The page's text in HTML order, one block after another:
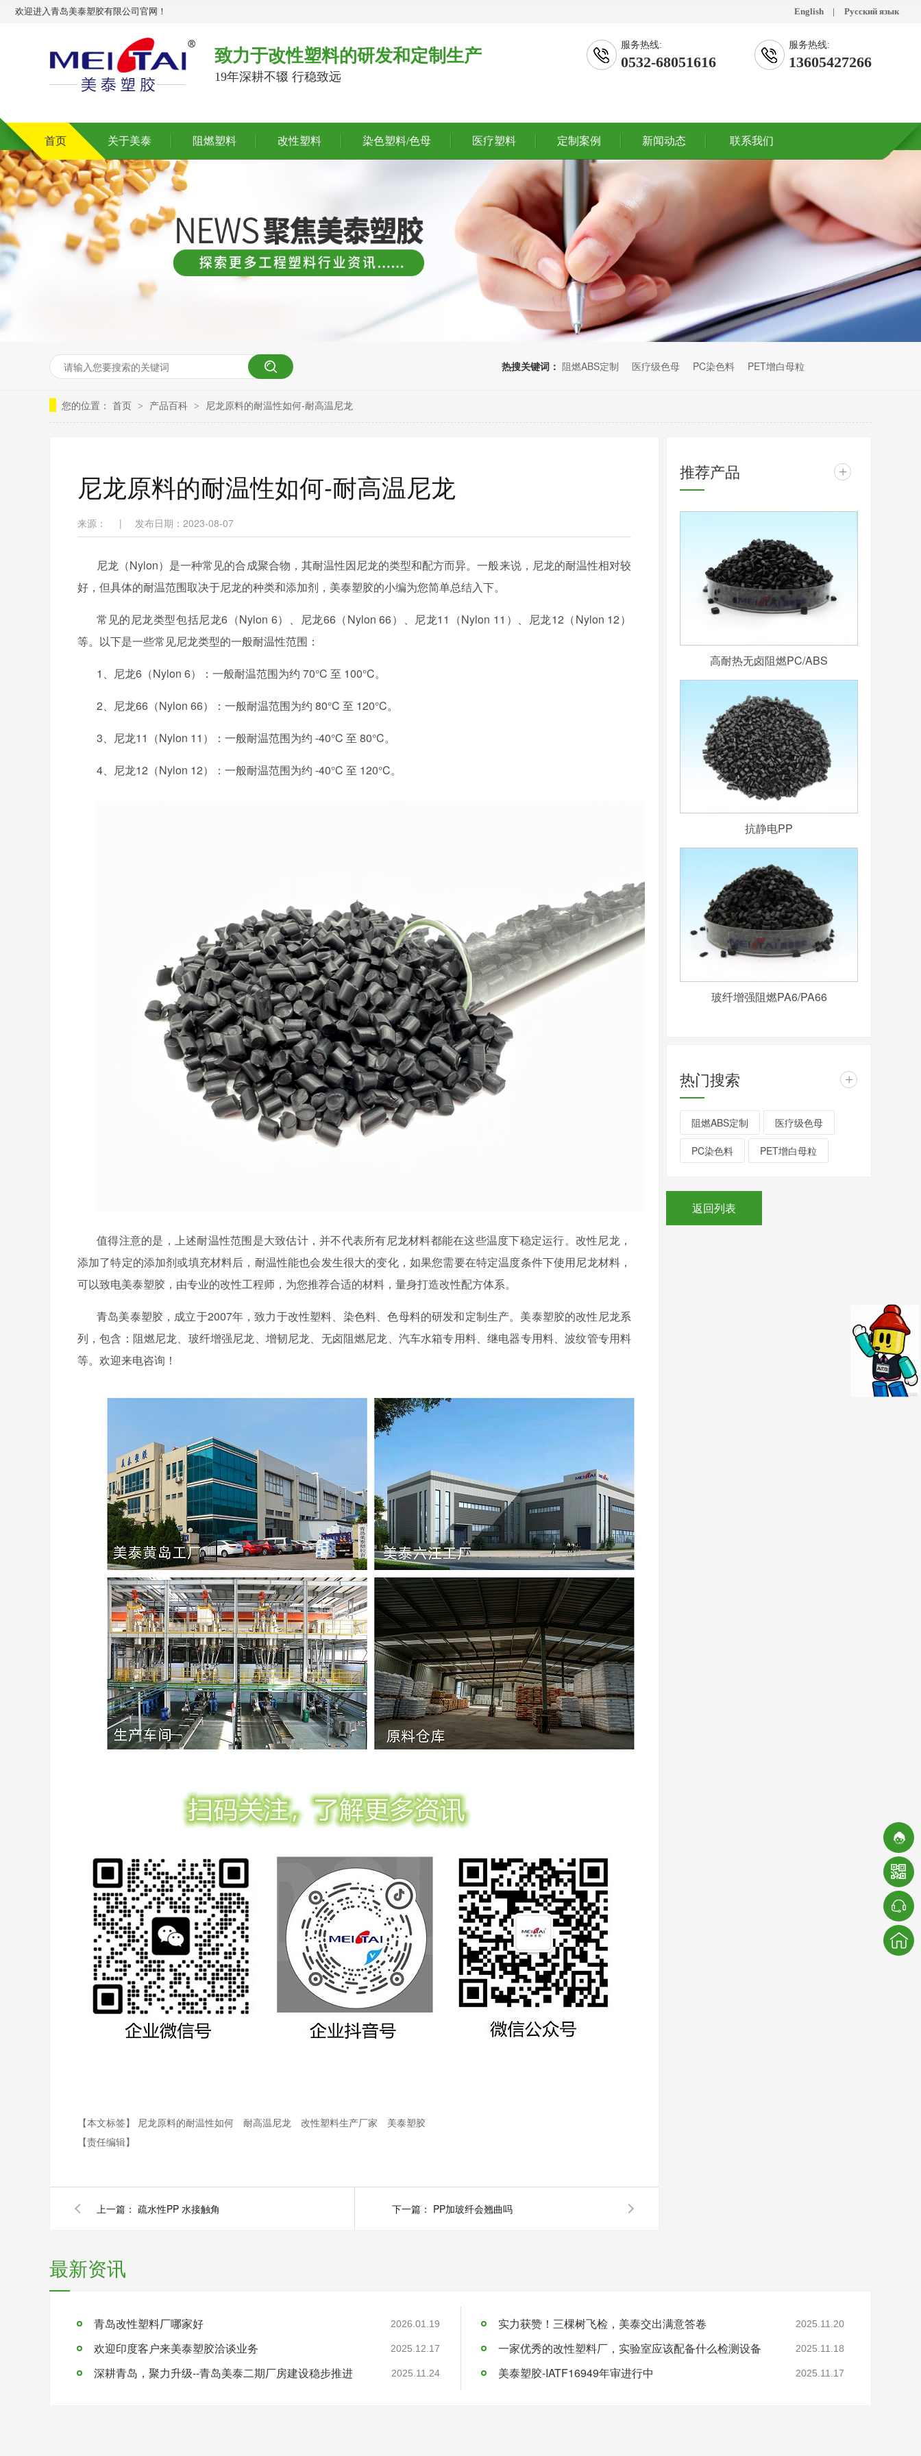
欢迎进入青岛美泰塑胶有限公司官网！ English | Русский язык
致力于改性塑料的研发和定制生产
19年深耕不辍 行稳致远
服务热线:
0532-68051616
服务热线:
13605427266
首页 关于美泰 阻燃塑料 改性塑料 染色塑料/色母 医疗塑料 定制案例 新闻动态 联系我们
热搜关键词： 阻燃ABS定制 医疗级色母 PC染色料 PET增白母粒
您的位置： 首页 > 产品百科 > 尼龙原料的耐温性如何-耐高温尼龙
尼龙原料的耐温性如何-耐高温尼龙
来源： | 发布日期：2023-08-07
尼龙（Nylon）是一种常见的合成聚合物，其耐温性因尼龙的类型和配方而异。一般来说，尼龙的耐温性相对较
好，但具体的耐温范围取决于尼龙的种类和添加剂，美泰塑胶的小编为您简单总结入下。
常见的尼龙类型包括尼龙6（Nylon 6）、尼龙66（Nylon 66）、尼龙11（Nylon 11）、尼龙12（Nylon 12）
等。以下是一些常见尼龙类型的一般耐温性范围：
1、 尼龙6（Nylon 6）：一般耐温范围为约 70°C 至 100°C。
2、 尼龙66（Nylon 66）：一般耐温范围为约 80°C 至 120°C。
3、 尼龙11（Nylon 11）：一般耐温范围为约 -40°C 至 80°C。
4、 尼龙12（Nylon 12）：一般耐温范围为约 -40°C 至 120°C。
值得注意的是，上述耐温性范围是大致估计，并不代表所有尼龙材料都能在这些温度下稳定运行。改性尼龙，
添加了特定的添加剂或填充材料后，耐温性能也会发生很大的变化，如果您需要在特定温度条件下使用尼龙材料，
可以致电美泰塑胶，由专业的改性工程师，为您推荐合适的材料，量身打造改性配方体系。
青岛美泰塑胶，成立于2007年，致力于改性塑料、染色料、色母料的研发和定制生产。美泰塑胶的改性尼龙系
列，包含：阻燃尼龙、玻纤增强尼龙、增韧尼龙、无卤阻燃尼龙、汽车水箱专用料、继电器专用料、波纹管专用料
等。欢迎来电咨询！
【本文标签】 尼龙原料的耐温性如何 耐高温尼龙 改性塑料生产厂家
美泰塑胶
【责任编辑】
上一篇： 疏水性PP 水接触角 下一篇： PP加玻纤会翘曲吗
推荐产品 +
高耐热无卤阻燃PC/ABS
抗静电PP
玻纤增强阻燃PA6/PA66
热门搜索 +
阻燃ABS定制 医疗级色母
PC染色料 PET增白母粒
返回列表
最新资讯
青岛改性塑料厂哪家好 2026.01.19
欢迎印度客户来美泰塑胶洽谈业务 2025.12.17
深耕青岛，聚力升级--青岛美泰二期厂房建设稳步推进 2025.11.24
实力获赞！三棵树飞检，美泰交出满意答卷 2025.11.20
一家优秀的改性塑料厂，实验室应该配备什么检测设备 2025.11.18
美泰塑胶-IATF16949年审进行中 2025.11.17